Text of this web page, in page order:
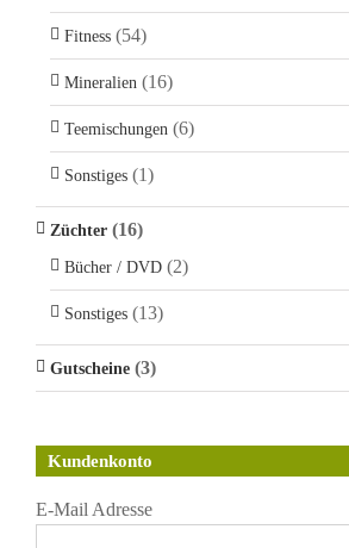
Fitness (54)
Mineralien (16)
Teemischungen (6)
Sonstiges (1)
Züchter (16)
Bücher / DVD (2)
Sonstiges (13)
Gutscheine (3)
Kundenkonto
E-Mail Adresse